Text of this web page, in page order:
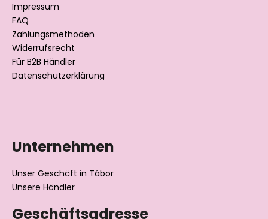
Impressum
FAQ
Zahlungsmethoden
Widerrufsrecht
Für B2B Händler
Datenschutzerklärung
Unternehmen
Unser Geschäft in Tábor
Unsere Händler
Geschäftsadresse